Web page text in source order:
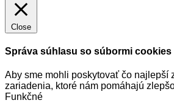
Close
Správa súhlasu so súbormi cookies
Aby sme mohli poskytovať čo najlepší
zariadenia, ktoré nám pomáhajú
Funkčné